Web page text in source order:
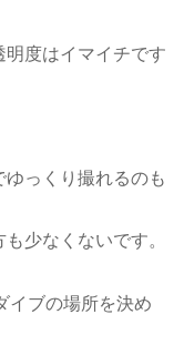
度はイマイチです
っくり撮れるのも
少なくないです。
イブの場所を決め